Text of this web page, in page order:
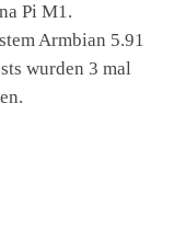
Pi M1.
Armbian 5.91
wurden 3 mal